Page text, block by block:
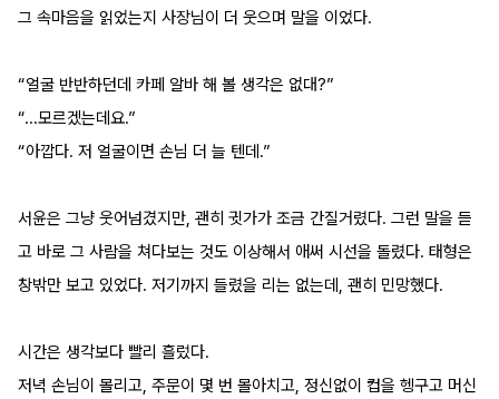
그 속마음을 읽었는지 사장님이 더 웃으며 말을 이었다.
“얼굴 반반하던데 카페 알바 해 볼 생각은 없대?”
“...모르겠는데요.”
“아깝다. 저 얼굴이면 손님 더 늘 텐데.”
서윤은 그냥 웃어넘겼지만, 괜히 귓가가 조금 간질거렸다. 그런 말을 듣
고 바로 그 사람을 쳐다보는 것도 이상해서 애써 시선을 돌렸다. 태형은
창밖만 보고 있었다. 저기까지 들렸을 리는 없는데, 괜히 민망했다.
시간은 생각보다 빨리 흘렀다.
저녁 손님이 몰리고, 주문이 몇 번 몰아치고, 정신없이 컵을 헹구고 머신